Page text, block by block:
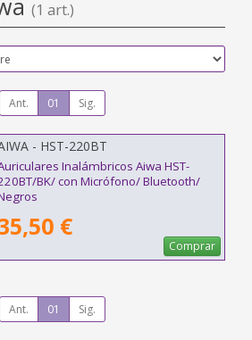
(1 art.)
Ant. 01 Sig.
- HST-220BT
Inalámbricos Aiwa HST-
BK/ con Micrófono/ Bluetooth/
€
Comprar
Ant. 01 Sig.